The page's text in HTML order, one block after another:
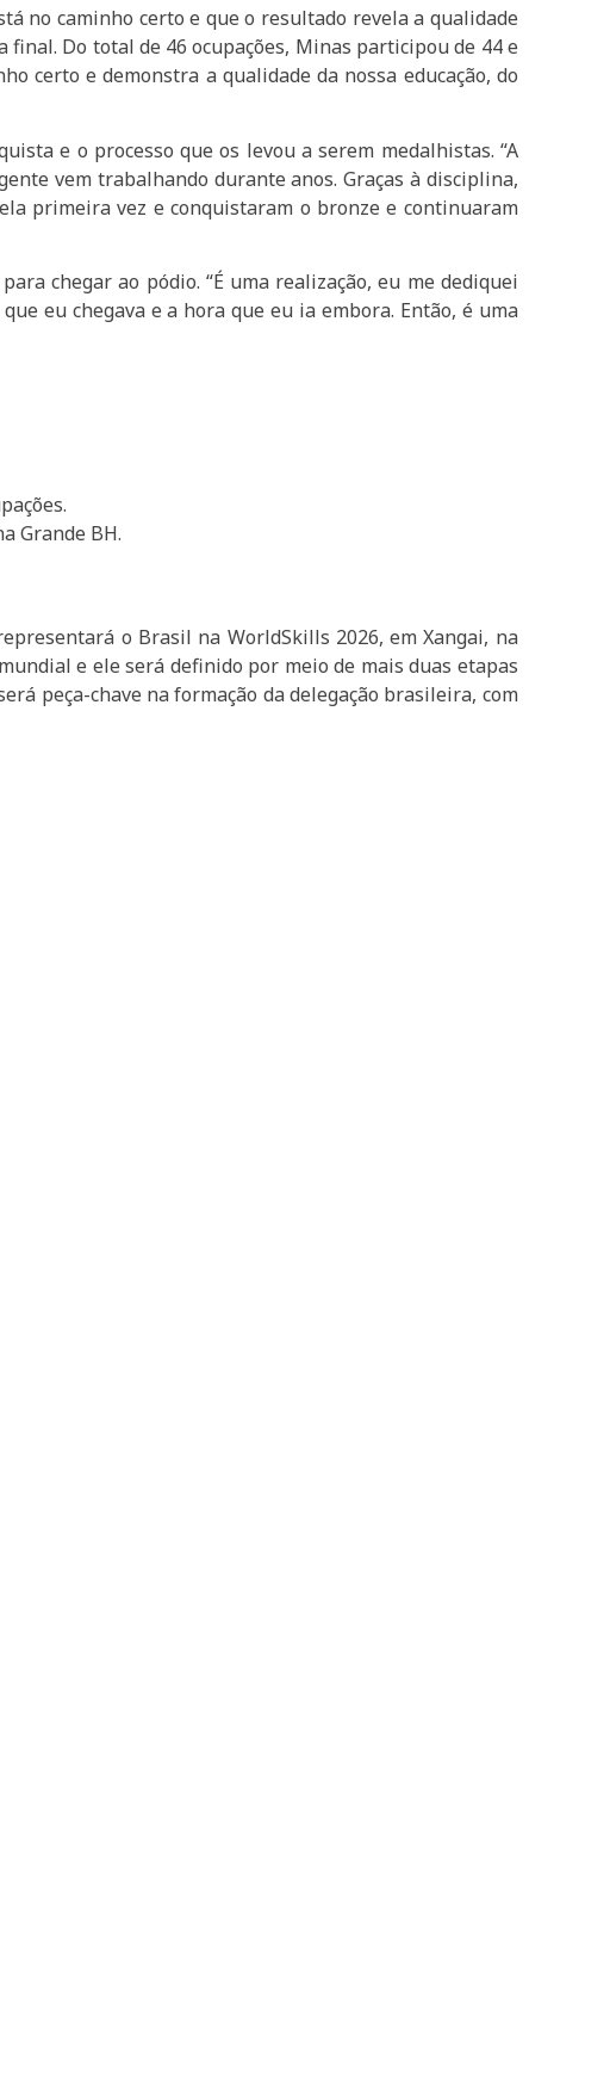
no caminho certo e que o resultado revela a qualidade
Do total de 46 ocupações, Minas participou de 44 e
certo e demonstra a qualidade da nossa educação, do
e o processo que os levou a serem medalhistas. “A
vem trabalhando durante anos. Graças à disciplina,
primeira vez e conquistaram o bronze e continuaram
chegar ao pódio. “É uma realização, eu me dediquei
eu chegava e a hora que eu ia embora. Então, é uma
Grande BH.
o Brasil na WorldSkills 2026, em Xangai, na
e ele será definido por meio de mais duas etapas
peça-chave na formação da delegação brasileira, com